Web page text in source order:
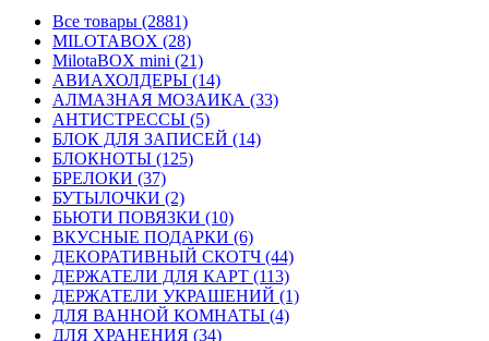
Все товары (2881)
MILOTABOX (28)
MilotaBOX mini (21)
АВИАХОЛДЕРЫ (14)
АЛМАЗНАЯ МОЗАИКА (33)
АНТИСТРЕССЫ (5)
БЛОК ДЛЯ ЗАПИСЕЙ (14)
БЛОКНОТЫ (125)
БРЕЛОКИ (37)
БУТЫЛОЧКИ (2)
БЬЮТИ ПОВЯЗКИ (10)
ВКУСНЫЕ ПОДАРКИ (6)
ДЕКОРАТИВНЫЙ СКОТЧ (44)
ДЕРЖАТЕЛИ ДЛЯ КАРТ (113)
ДЕРЖАТЕЛИ УКРАШЕНИЙ (1)
ДЛЯ ВАННОЙ КОМНАТЫ (4)
ДЛЯ ХРАНЕНИЯ (34)